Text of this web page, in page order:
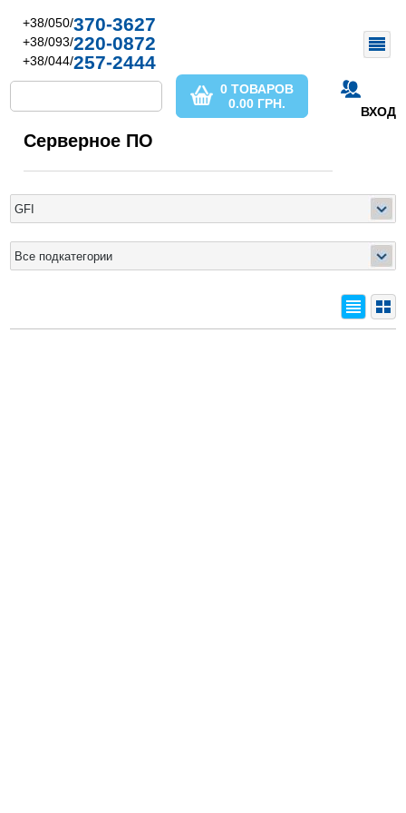
+38/050/370-3627
+38/093/220-0872
+38/044/257-2444
ВХОД
0 ТОВАРОВ
0.00 ГРН.
Серверное ПО